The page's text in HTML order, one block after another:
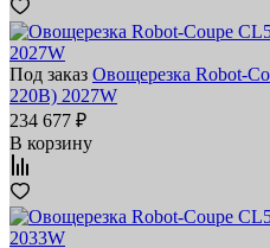
Под заказ Овощерезка Robot-
220В) 2027W
234 677 ₽
В корзину